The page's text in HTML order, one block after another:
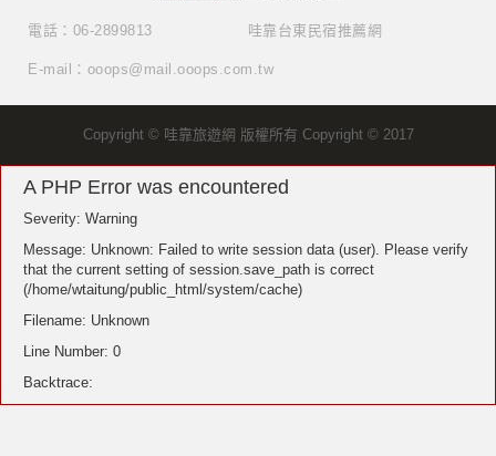
哇靠台東民宿推薦網
電話：06-2899813
E-mail：ooops@mail.ooops.com.tw
Copyright © 哇靠旅遊網 版權所有 Copyright © 2017
A PHP Error was encountered
Severity: Warning
Message: Unknown: Failed to write session data (user). Please verify
that the current setting of session.save_path is correct
(/home/wtaitung/public_html/system/cache)
Filename: Unknown
Line Number: 0
Backtrace: